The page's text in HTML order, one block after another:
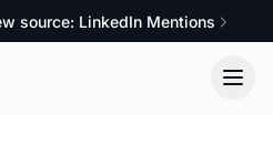
source: LinkedIn Mentions